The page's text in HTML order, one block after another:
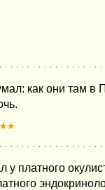
как они там в
★★
платного